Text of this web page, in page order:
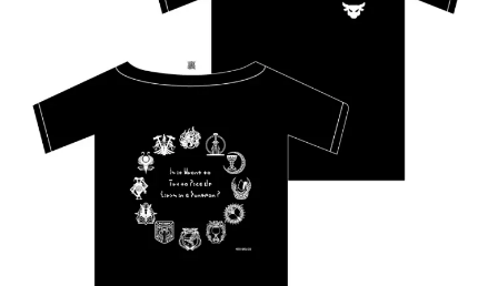
春アニメ 夏アニメ
秋アニメ 冬アニメ
男性声優/女性声優一覧
FOLLOW US